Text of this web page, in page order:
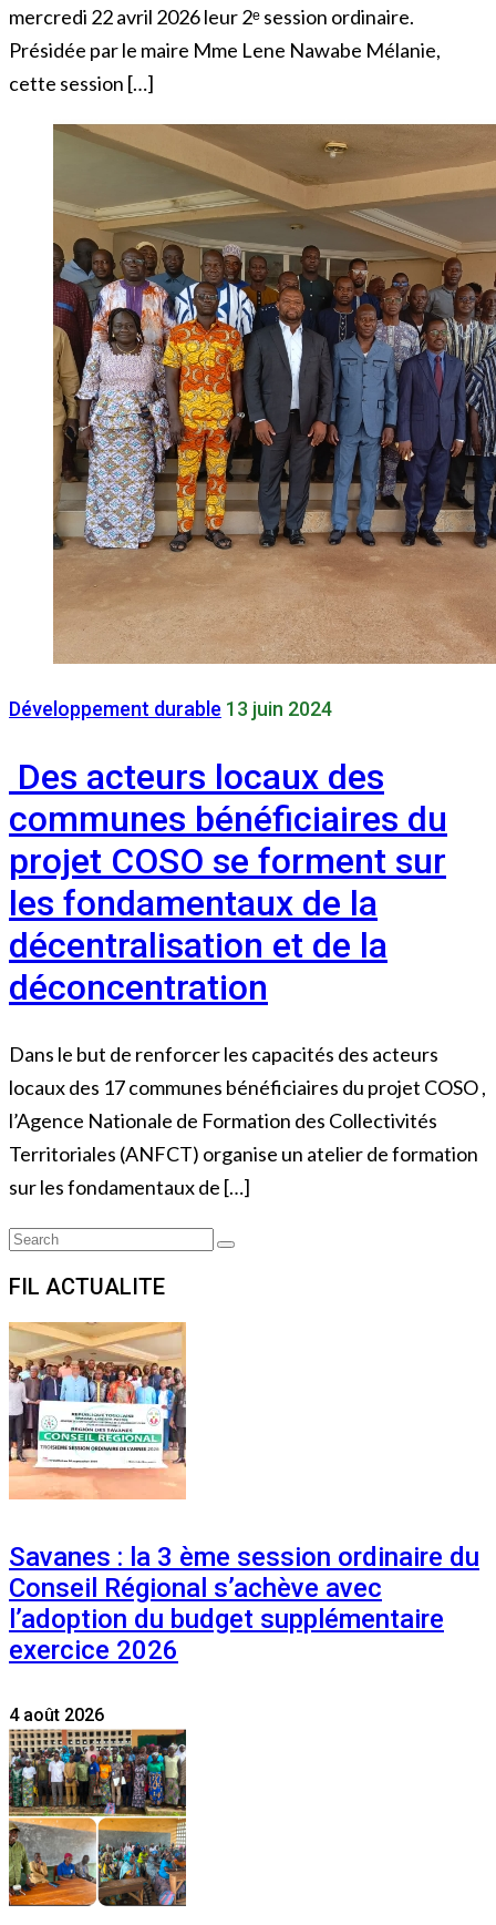
mercredi 22 avril 2026 leur 2ᵉ session ordinaire.
Présidée par le maire Mme Lene Nawabe Mélanie,
cette session […]
Développement durable 13 juin 2024
Des acteurs locaux des
communes bénéficiaires du
projet COSO se forment sur
les fondamentaux de la
décentralisation et de la
déconcentration
Dans le but de renforcer les capacités des acteurs
locaux des 17 communes bénéficiaires du projet COSO ,
l’Agence Nationale de Formation des Collectivités
Territoriales (ANFCT) organise un atelier de formation
sur les fondamentaux de […]
Search
Search
FIL ACTUALITE
Savanes : la 3 ème session ordinaire du
Conseil Régional s’achève avec
l’adoption du budget supplémentaire
exercice 2026
4 août 2026